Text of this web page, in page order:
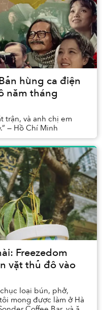
hùng ca điện
năm tháng
trận, và anh chị em
— Hồ Chí Minh
Freezedom
vặt thủ đô vào
loại bún, phở,
mong được làm ở Hà